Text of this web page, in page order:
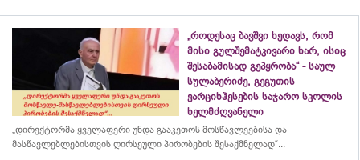
„როდესაც ბავშვი ხედავს, რომ
მისი გულშემატკივარი ხარ, ისიც
შესაბამისად გეპყრობა“ - საულ
სულაბერიძე, გეგუთის
ვარციხჰესების საჯარო სკოლის
ხელმძღვანელი
„დირექტორმა ყველაფერი უნდა გააკეთოს მოსწავლეებისა და
მასწავლებლებისთვის ღირსეული პირობების შესაქმნელად“...